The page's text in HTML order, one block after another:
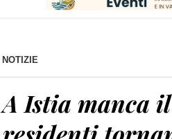
NOTIZIE
A Istia manca